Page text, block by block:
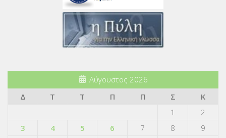
Αύγουστος 2026
Δ
Τ Τ Π Π Σ
Κ
1
2
3
4 5 6 7 8
9